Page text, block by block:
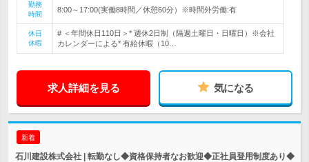
勤務
時間
8:00～17:00(実働8時間／休憩60分）※時間外労働:有
休日
休暇
# ＜年間休日110日＞* 週休2日制（隔週土曜日・日曜日）※会社
カレンダーによる* 有給休暇（10…
求人詳細を見る 気になる
新着
石川建設株式会社 | 転勤なし◆資格保持者なお歓迎◆正社員登用制度あり◆